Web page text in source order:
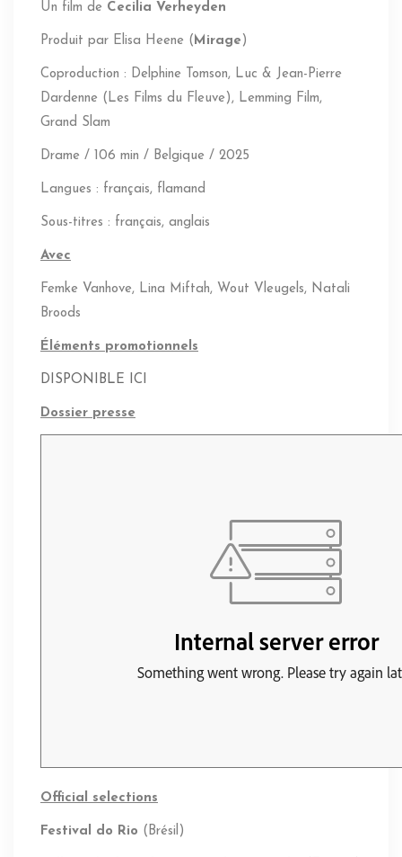
Un film de Cecilia Verheyden
Produit par Elisa Heene (Mirage )
Coproduction : Delphine Tomson, Luc & Jean-Pierre
Dardenne (Les Films du Fleuve), Lemming Film,
Grand Slam
Drame / 106 min / Belgique / 2025
Langues : français, flamand
Sous-titres : français, anglais
Avec
Femke Vanhove, Lina Miftah, Wout Vleugels, Natali
Broods
Éléments promotionnels
DISPONIBLE ICI
Dossier presse
Official selections
Festival do Rio (Brésil)